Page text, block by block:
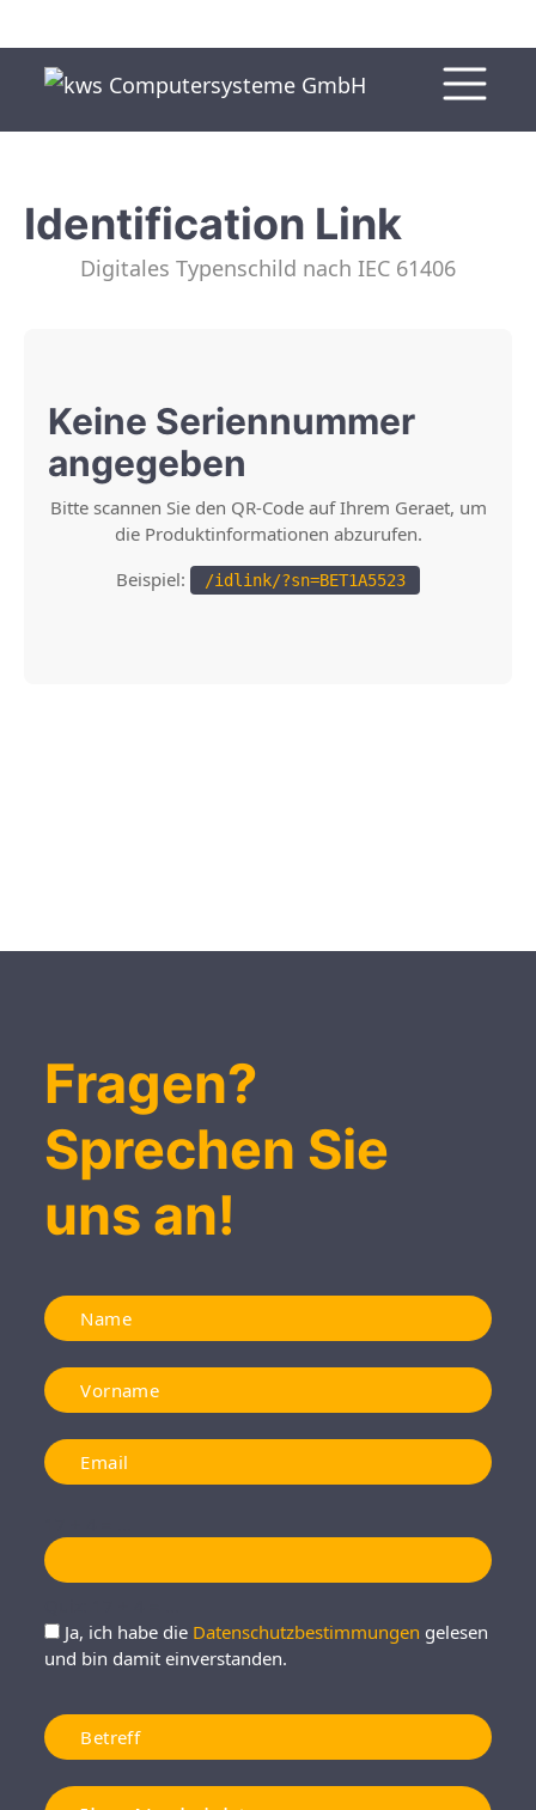
Identification Link
Digitales Typenschild nach IEC 61406
Keine Seriennummer
angegeben
Bitte scannen Sie den QR-Code auf Ihrem Geraet, um
die Produktinformationen abzurufen.
Beispiel:
/idlink/?sn=BET1A5523
Fragen?
Sprechen Sie
uns an!
Ja, ich habe die Datenschutzbestimmungen gelesen
und bin damit einverstanden.